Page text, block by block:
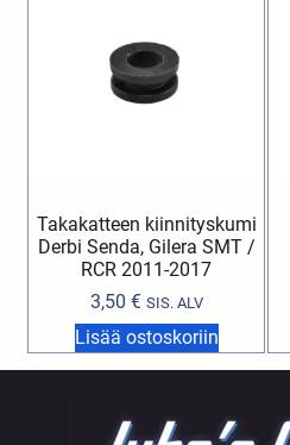
Takakatteen kiinnityskumi
Derbi Senda, Gilera SMT /
RCR 2011-2017
3,50 € SIS. ALV
Lisää ostoskoriin